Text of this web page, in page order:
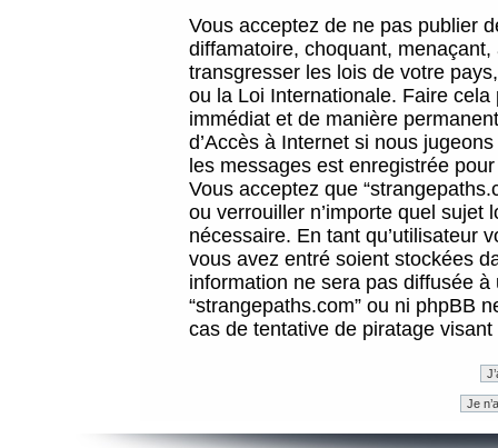
Vous acceptez de ne pas publier
diffamatoire, choquant,
transgresser les lois de votre
ou la Loi Internationale. Faire
immédiat et de manière
d’Accès à Internet si nous
les messages est enregistrée
Vous acceptez que
ou verrouiller n’importe quel sujet
nécessaire. En tant qu’utilisateur
vous avez entré soient stockées
information ne sera pas diffusée
“strangepaths.com” ou ni phpBB
cas de tentative de piratage